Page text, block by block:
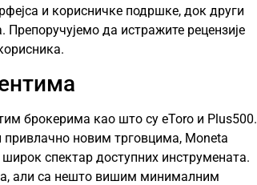
и корисничке подршке, док други
да истражите рецензије
брокерима као што су eToro и Plus500.
новим трговцима, Moneta
спектар доступних инструмената.
али са нешто вишим минималним